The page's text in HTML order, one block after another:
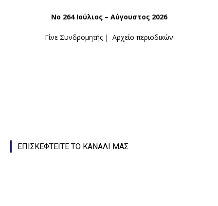
Νο 264 Ιούλιος – Αύγουστος 2026
Γίνε Συνδρομητής | Αρχείο περιοδικών
ΕΠΙΣΚΕΦΤΕΙΤΕ ΤΟ ΚΑΝΑΛΙ ΜΑΣ